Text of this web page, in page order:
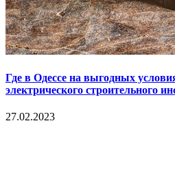
Где в Одессе на выгодных
электрического строительного
27.02.2023